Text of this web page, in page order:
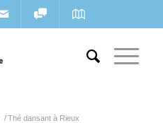
/ Thé dansant à Rieux